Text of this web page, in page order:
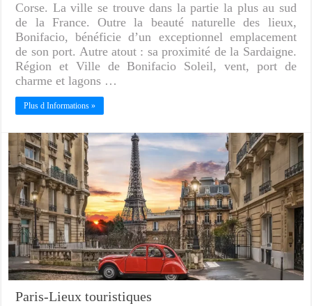
Corse. La ville se trouve dans la partie la plus au sud
de la France. Outre la beauté naturelle des lieux,
Bonifacio, bénéficie d’un exceptionnel emplacement
de son port. Autre atout : sa proximité de la Sardaigne.
Région et Ville de Bonifacio Soleil, vent, port de
charme et lagons …
Plus d Informations »
Paris-Lieux touristiques